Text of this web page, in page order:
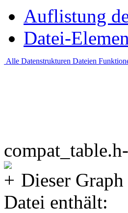
Auflistung
Datei-
Alle Datenstrukturen Dateien
Dieser
Datei enthält: